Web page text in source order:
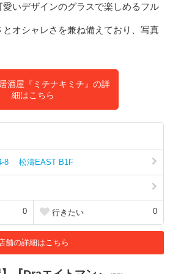
愛いデザインのグラスで楽しめるフル
オシャレさを兼ね備えており、写真
酒屋『ミチナキミチ』の詳
細はこちら
4-8 松濤EAST B1F
0 行きたい 0
舗の詳細はこちら